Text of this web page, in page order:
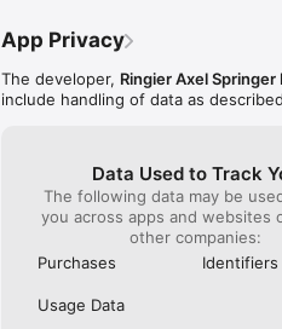
App Privacy
The developer, Ringier Axel Springer
include handling of data as
Data Used to Track
The following data may be
you across apps and websites
other companies:
Purchases
Identifiers
Usage Data